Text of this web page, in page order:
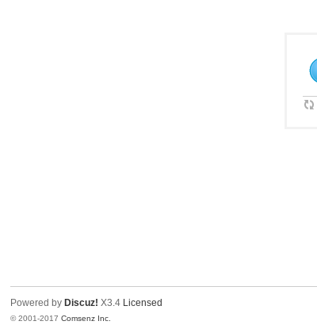
Powered by Discuz! X3.4 Licensed
© 2001-2017Comsenz Inc.